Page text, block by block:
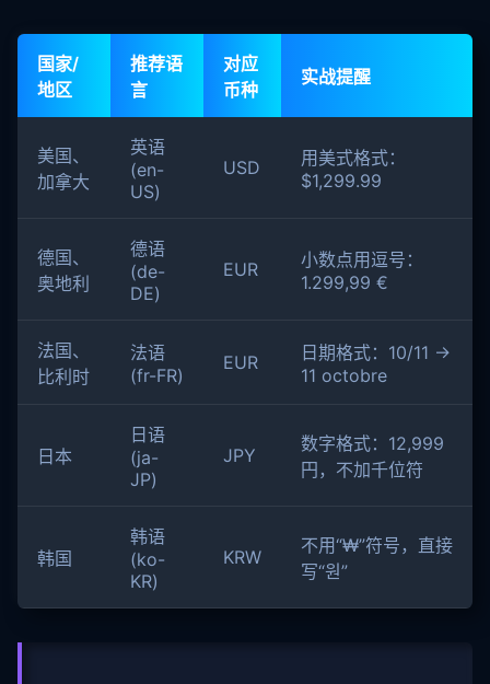
国家/
地区
推荐语
言
对应
币种
实战提醒
美国、
加拿大
英语
(en-
US)
USD
用美式格式：
$1,299.99
德国、
奥地利
德语
(de-
DE)
EUR
小数点用逗号：
1.299,99 €
法国、
比利时
法语
(fr-FR)
EUR
日期格式：10/11 →
11 octobre
日本
日语
(ja-
JP)
JPY
数字格式：12,999
円，不加千位符
韩国
韩语
(ko-
KR)
KRW
不用“₩”符号，直接
写“원”